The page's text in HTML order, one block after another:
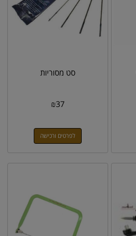
סט מסוריות
₪37
לפרטים ורכישה